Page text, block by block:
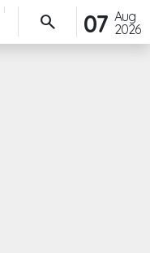
Aug
2026
07
search